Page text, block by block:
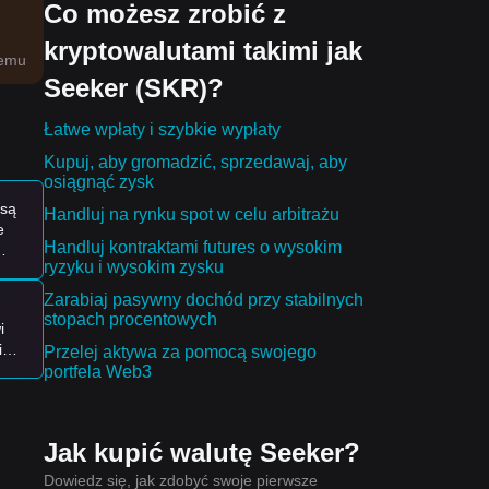
Co możesz zrobić z
kryptowalutami takimi jak
Seeker (SKR)?
Łatwe wpłaty i szybkie wypłaty
Kupuj, aby gromadzić, sprzedawaj, aby
osiągnąć zysk
Handluj na rynku spot w celu arbitrażu
Handluj kontraktami futures o wysokim
ryzyku i wysokim zysku
Zarabiaj pasywny dochód przy stabilnych
stopach procentowych
Przelej aktywa za pomocą swojego
portfela Web3
Jak kupić walutę Seeker?
Dowiedz się, jak zdobyć swoje pierwsze